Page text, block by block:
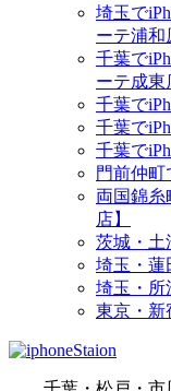
埼玉で
ーテ浦和
千葉で
ーテ成東
千葉で
千葉で
千葉で
門前仲町
両国錦糸
店】
茨城・土
埼玉・蓮
埼玉・所
東京・新